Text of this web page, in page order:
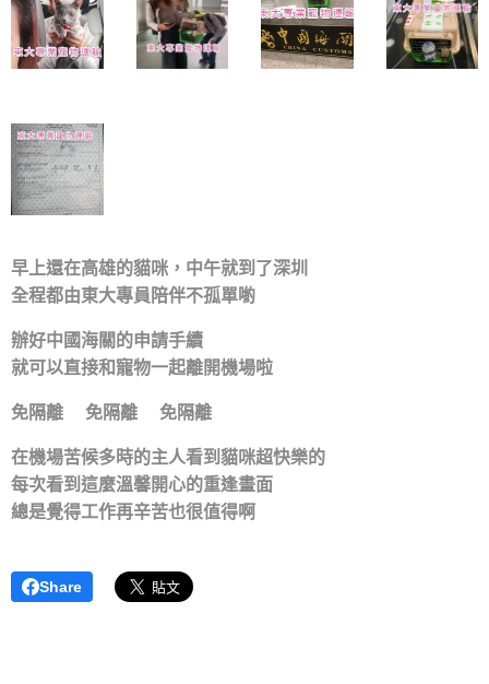
早上還在高雄的貓咪，中午就到了深圳
全程都由東大專員陪伴不孤單喲
辦好中國海關的申請手續
就可以直接和寵物一起離開機場啦
免隔離👏免隔離👏免隔離👏
在機場苦候多時的主人看到貓咪超快樂的
每次看到這麼溫馨開心的重逢畫面
總是覺得工作再辛苦也很值得啊❤️❤️
Share